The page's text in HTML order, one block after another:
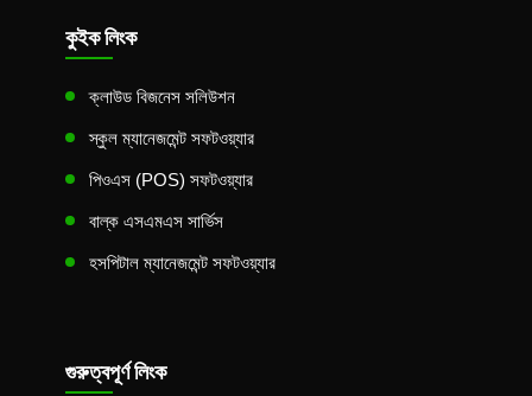
কুইক লিংক
ক্লাউড বিজনেস সলিউশন
স্কুল ম্যানেজমেন্ট সফটওয়্যার
পিওএস (POS) সফটওয়্যার
বাল্ক এসএমএস সার্ভিস
হসপিটাল ম্যানেজমেন্ট সফটওয়্যার
গুরুত্বপূর্ণ লিংক